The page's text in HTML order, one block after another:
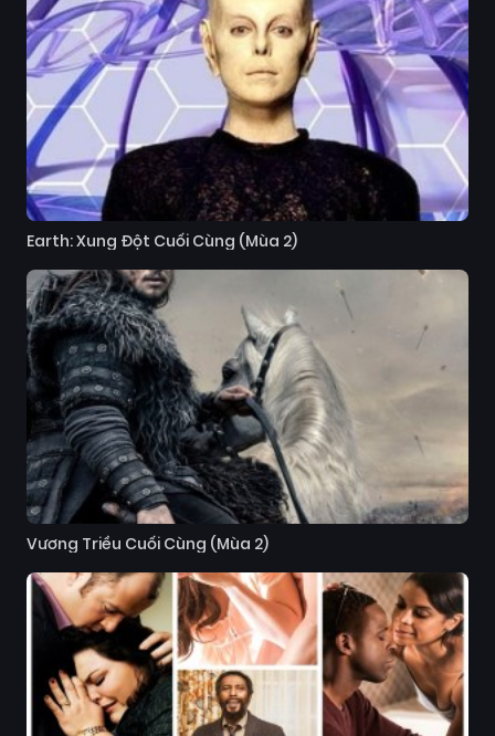
Earth: Xung Đột Cuối Cùng (Mùa 2)
Vương Triều Cuối Cùng (Mùa 2)